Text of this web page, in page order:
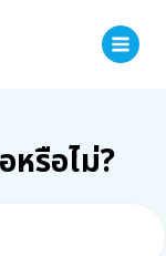
หรือไม่?